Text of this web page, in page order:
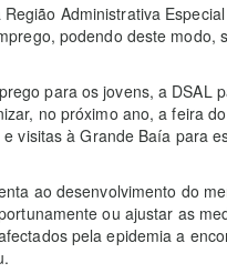
Administrativa
podendo deste modo,
para os jovens, a DSAL
no próximo ano, a feira
visitas à Grande Baía para
ao desenvolvimento do
ou ajustar as
pela epidemia a